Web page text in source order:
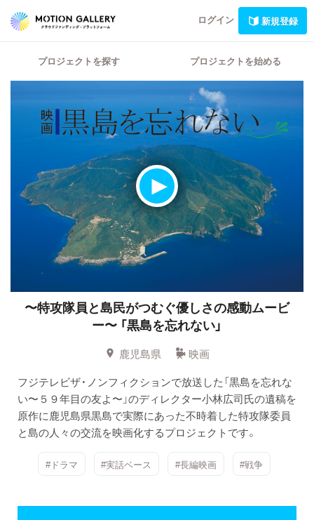
ログイン 新規登録
プロジェクトを探す プロジェクトを始める
〜特攻隊員と島民がつむぐ優しさの感動ムービ
ー〜 「黒島を忘れない」
鹿児島県
映画
フジテレビザ・ノンフィクションで放送した「黒島を忘れな
い〜５９年目の友よ〜」のディレクター小林広司氏の遺稿を
原作に鹿児島県黒島で実際にあった不時着した特攻隊委員
と島の人々の交流を映画化するプロジェクトです。
#ドラマ #実話ベース #長編映画 #戦争